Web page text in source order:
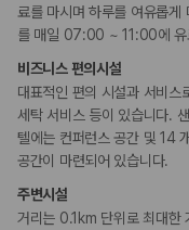
흡연 시설
금연 숙박 시설
료를 마시며 하루를 여유롭게
를 매일 07:00 ~ 11:00에 유
비즈니스 편의시설
대표적인 편의 시설과 서비
세탁 서비스 등이 있습니다.
텔에는 컨퍼런스 공간 및 14
공간이 마련되어 있습니다.
주변시설
거리는 0.1km 단위로 최대한